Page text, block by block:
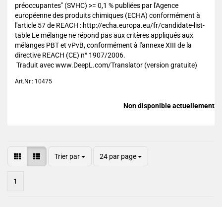
préoccupantes" (SVHC) >= 0,1 % publiées par l'Agence
européenne des produits chimiques (ECHA) conformément à
l'article 57 de REACH : http://echa.europa.eu/fr/candidate-list-
table Le mélange ne répond pas aux critères appliqués aux
mélanges PBT et vPvB, conformément à l'annexe XIII de la
directive REACH (CE) n° 1907/2006.
Traduit avec www.DeepL.com/Translator (version gratuite)
Art.Nr.: 10475
Non disponible actuellement
Trier par 24 par page
1